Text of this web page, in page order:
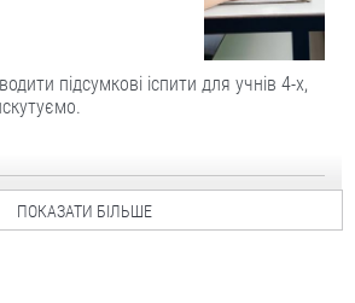
підсумкові іспити для учнів 4-х,
ПОКАЗАТИ БІЛЬШЕ